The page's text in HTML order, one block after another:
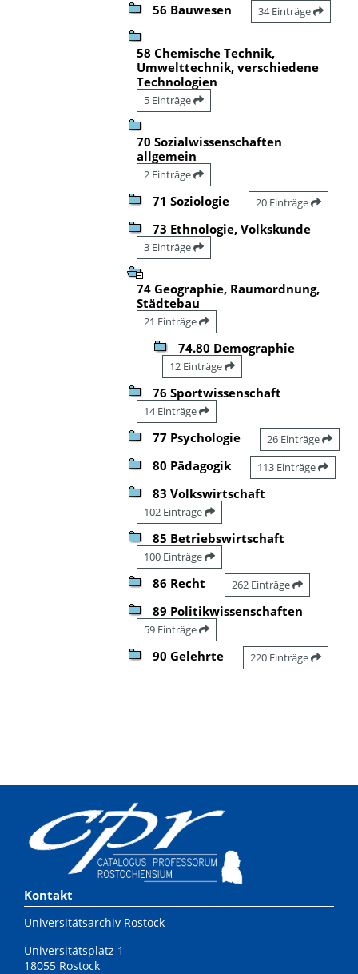
56 Bauwesen 34 Einträge
58 Chemische Technik,
Umwelttechnik, verschiedene
Technologien
5 Einträge
70 Sozialwissenschaften
allgemein
2 Einträge
71 Soziologie 20 Einträge
73 Ethnologie, Volkskunde
3 Einträge
74 Geographie, Raumordnung,
Städtebau
21 Einträge
74.80 Demographie
12 Einträge
76 Sportwissenschaft
14 Einträge
77 Psychologie 26 Einträge
80 Pädagogik 113 Einträge
83 Volkswirtschaft
102 Einträge
85 Betriebswirtschaft
100 Einträge
86 Recht 262 Einträge
89 Politikwissenschaften
59 Einträge
90 Gelehrte 220 Einträge
Kontakt
Universitätsarchiv Rostock
Universitätsplatz 1
18055 Rostock